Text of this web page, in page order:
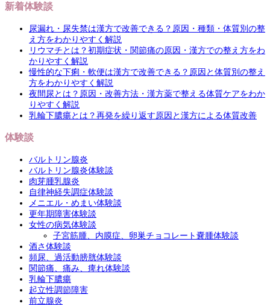
新着体験談
尿漏れ・尿失禁は漢方で改善できる？原因・種類・体質別の整
え方をわかりやすく解説
リウマチとは？初期症状・関節痛の原因・漢方での整え方をわ
かりやすく解説
慢性的な下痢・軟便は漢方で改善できる？原因と体質別の整え
方をわかりやすく解説
夜間尿とは？原因・改善方法・漢方薬で整える体質ケアをわか
りやすく解説
乳輪下膿瘍とは？再発を繰り返す原因と漢方による体質改善
体験談
バルトリン腺炎
バルトリン腺炎体験談
肉芽腫乳腺炎
自律神経失調症体験談
メニエル・めまい体験談
更年期障害体験談
女性の病気体験談
子宮筋腫、内膜症、卵巣チョコレート嚢腫体験談
酒さ体験談
頻尿、過活動膀胱体験談
関節痛、痛み、痺れ体験談
乳輪下膿瘍
起立性調節障害
前立腺炎